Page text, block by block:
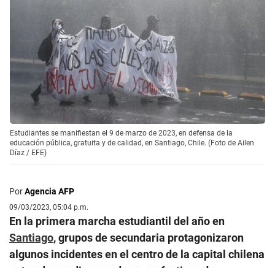
Estudiantes se manifiestan el 9 de marzo de 2023, en defensa de la
educación pública, gratuita y de calidad, en Santiago, Chile. (Foto de Ailen
Díaz / EFE)
PorAgencia AFP
09/03/2023, 05:04 p.m.
En la primera marcha estudiantil del año en
Santiago, grupos de secundaria protagonizaron
algunos incidentes en el centro de la capital chilena